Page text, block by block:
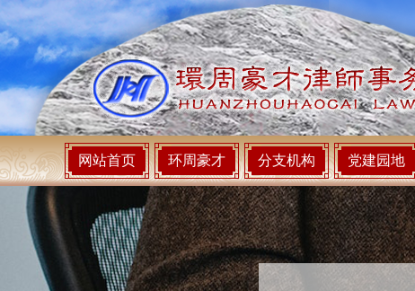
网站首页 环周豪才 分支机构 党建园地